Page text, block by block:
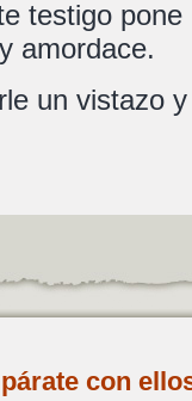
testigo
amordace.
un vistazo
con